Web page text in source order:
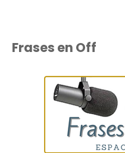
Frases en Off